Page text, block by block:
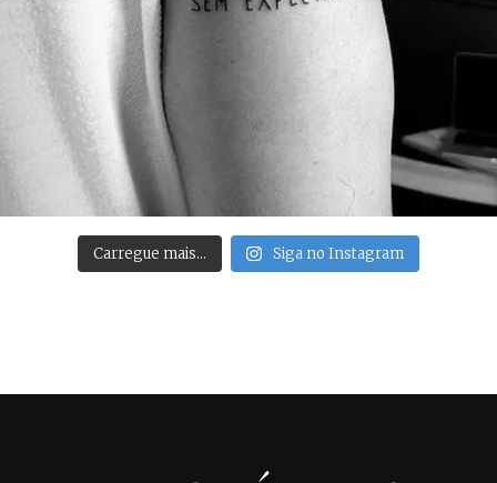
Carregue mais… Siga no Instagram